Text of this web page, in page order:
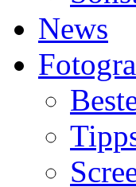
News